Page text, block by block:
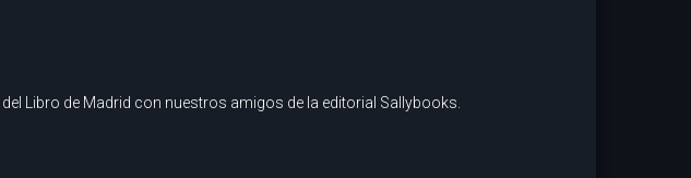
del Libro de Madrid con nuestros amigos de la editorial Sallybooks.